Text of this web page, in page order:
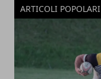
ARTICOLI POPOLARI